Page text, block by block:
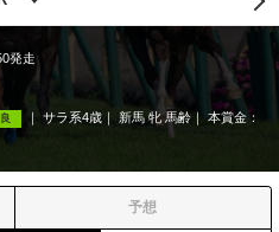
発走
良 サラ系4歳 新馬 牝 馬齢
本賞金：
予想